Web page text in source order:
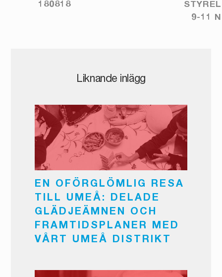
180818
9-11
Liknande inlägg
EN OFÖRGLÖMLIG RESA
TILL UMEÅ: DELADE
GLÄDJEÄMNEN OCH
FRAMTIDSPLANER MED
VÅRT UMEÅ DISTRIKT